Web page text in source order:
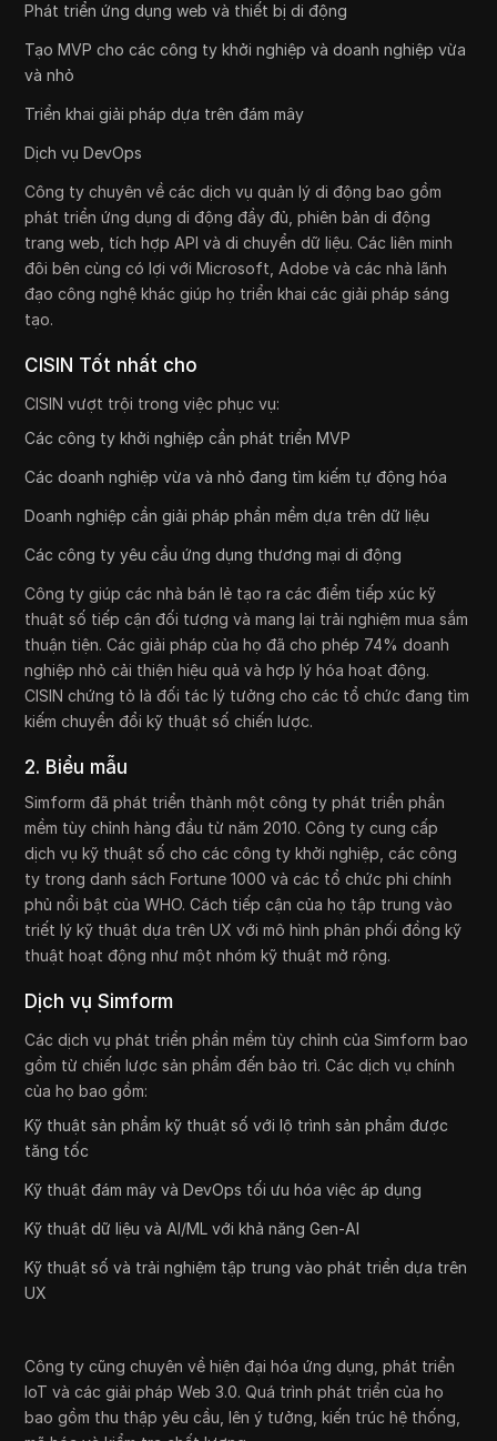
Phát triển ứng dụng web và thiết bị di động
Tạo MVP cho các công ty khởi nghiệp và doanh nghiệp vừa
và nhỏ
Triển khai giải pháp dựa trên đám mây
Dịch vụ DevOps
Công ty chuyên về các dịch vụ quản lý di động bao gồm
phát triển ứng dụng di động đầy đủ, phiên bản di động
trang web, tích hợp API và di chuyển dữ liệu. Các liên minh
đôi bên cùng có lợi với Microsoft, Adobe và các nhà lãnh
đạo công nghệ khác giúp họ triển khai các giải pháp sáng
tạo.
CISIN Tốt nhất cho
CISIN vượt trội trong việc phục vụ:
Các công ty khởi nghiệp cần phát triển MVP
Các doanh nghiệp vừa và nhỏ đang tìm kiếm tự động hóa
Doanh nghiệp cần giải pháp phần mềm dựa trên dữ liệu
Các công ty yêu cầu ứng dụng thương mại di động
Công ty giúp các nhà bán lẻ tạo ra các điểm tiếp xúc kỹ
thuật số tiếp cận đối tượng và mang lại trải nghiệm mua sắm
thuận tiện. Các giải pháp của họ đã cho phép 74% doanh
nghiệp nhỏ cải thiện hiệu quả và hợp lý hóa hoạt động.
CISIN chứng tỏ là đối tác lý tưởng cho các tổ chức đang tìm
kiếm chuyển đổi kỹ thuật số chiến lược.
2. Biểu mẫu
Simform đã phát triển thành một công ty phát triển phần
mềm tùy chỉnh hàng đầu từ năm 2010. Công ty cung cấp
dịch vụ kỹ thuật số cho các công ty khởi nghiệp, các công
ty trong danh sách Fortune 1000 và các tổ chức phi chính
phủ nổi bật của WHO. Cách tiếp cận của họ tập trung vào
triết lý kỹ thuật dựa trên UX với mô hình phân phối đồng kỹ
thuật hoạt động như một nhóm kỹ thuật mở rộng.
Dịch vụ Simform
Các dịch vụ phát triển phần mềm tùy chỉnh của Simform bao
gồm từ chiến lược sản phẩm đến bảo trì. Các dịch vụ chính
của họ bao gồm:
Kỹ thuật sản phẩm kỹ thuật số với lộ trình sản phẩm được
tăng tốc
Kỹ thuật đám mây và DevOps tối ưu hóa việc áp dụng
Kỹ thuật dữ liệu và AI/ML với khả năng Gen-AI
Kỹ thuật số và trải nghiệm tập trung vào phát triển dựa trên
UX
Công ty cũng chuyên về hiện đại hóa ứng dụng, phát triển
IoT và các giải pháp Web 3.0. Quá trình phát triển của họ
bao gồm thu thập yêu cầu, lên ý tưởng, kiến trúc hệ thống,